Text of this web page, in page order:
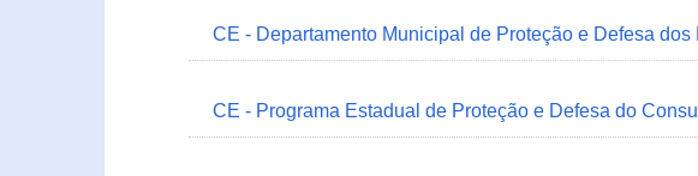
CE - Departamento Municipal de Proteção e Defesa
CE - Programa Estadual de Proteção e Defesa do